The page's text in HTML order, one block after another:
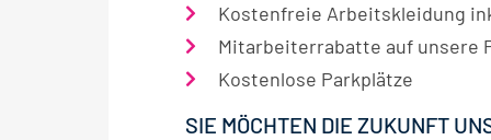
Kostenfreie Arbeitskleidung
Mitarbeiterrabatte auf unsere
Kostenlose Parkplätze
SIE MÖCHTEN DIE ZUKUNFT